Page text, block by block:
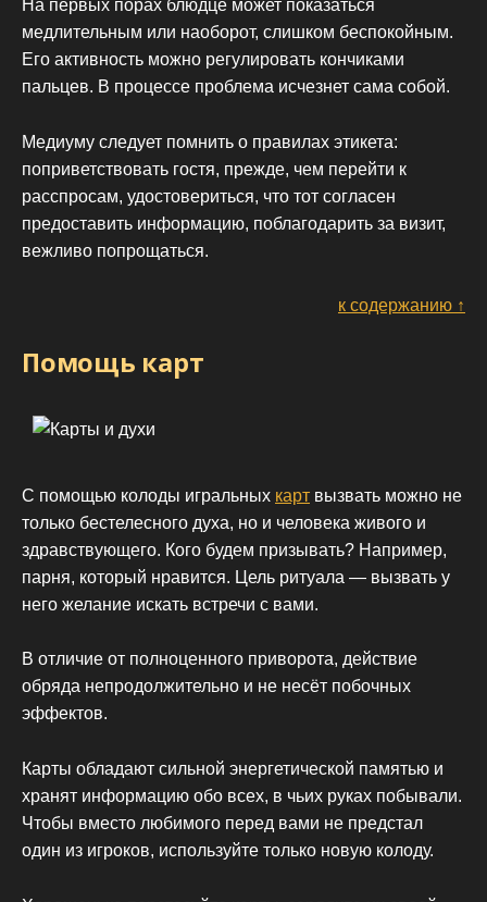
На первых порах блюдце может показаться
медлительным или наоборот, слишком беспокойным.
Его активность можно регулировать кончиками
пальцев. В процессе проблема исчезнет сама собой.
Медиуму следует помнить о правилах этикета:
поприветствовать гостя, прежде, чем перейти к
расспросам, удостовериться, что тот согласен
предоставить информацию, поблагодарить за визит,
вежливо попрощаться.
к содержанию ↑
Помощь карт
С помощью колоды игральных карт вызвать можно не
только бестелесного духа, но и человека живого и
здравствующего. Кого будем призывать? Например,
парня, который нравится. Цель ритуала — вызвать у
него желание искать встречи с вами.
В отличие от полноценного приворота, действие
обряда непродолжительно и не несёт побочных
эффектов.
Карты обладают сильной энергетической памятью и
хранят информацию обо всех, в чьих руках побывали.
Чтобы вместо любимого перед вами не предстал
один из игроков, используйте только новую колоду.